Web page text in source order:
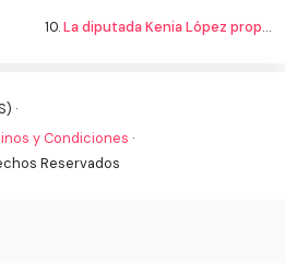
10.La diputada Kenia López propone cambiar el nombre del país a México
·
y Condiciones ·
Reservados